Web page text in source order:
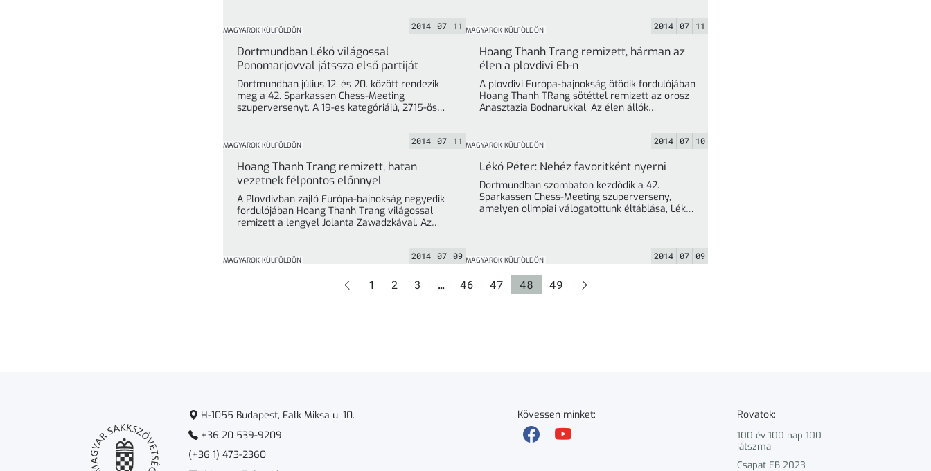
2014 07 11
MAGYAROK KÜLFÖLDÖN 2014 07 11
MAGYAROK KÜLFÖLDÖN
Dortmundban Lékó világossal
Ponomarjovval játssza első partiját
Dortmundban július 12. és 20. között rendezik
meg a 42. Sparkassen Chess-Meeting
szuperversenyt. A 19-es kategóriájú, 2715-ös
2014 07 11
MAGYAROK KÜLFÖLDÖN
Hoang Thanh Trang remizett, hárman az
élen a plovdivi Eb-n
A plovdivi Európa-bajnokság ötödik fordulójában
Hoang Thanh TRang sötéttel remizett az orosz
Anasztazia Bodnarukkal. Az élen állók
2014 07 10
MAGYAROK KÜLFÖLDÖN
Hoang Thanh Trang remizett, hatan
vezetnek félpontos előnnyel
A Plovdivban zajló Európa-bajnokság negyedik
fordulójában Hoang Thanh Trang világossal
remizett a lengyel Jolanta Zawadzkával. Az
2014 07 09
MAGYAROK KÜLFÖLDÖN
Lékó Péter: Nehéz favoritként nyerni
Dortmundban szombaton kezdődik a 42.
Sparkassen Chess-Meeting szuperverseny,
amelyen olimpiai válogatottunk éltáblása, Lékó
2014 07 09
MAGYAROK KÜLFÖLDÖN
Oldal
1 Oldal
2 Oldal
3 … Oldal
46 Oldal
47 Oldal
48 Oldal
49
H-1055 Budapest, Falk Miksa u. 10.
+36 20 539-9209
(+36 1) 473-2360
Kövessen minket: Rovatok:
100 év 100 nap 100
játszma
Csapat EB 2023